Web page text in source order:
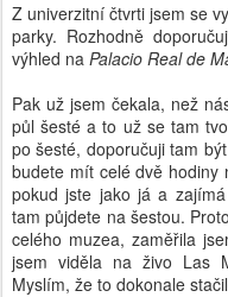
Z univerzitní čtvrti jsem se
parky. Rozhodně
výhled na Palacio Real de
Pak už jsem čekala, než
půl šesté a to už se tam
po šesté, doporučuji tam
budete mít celé dvě hodiny
pokud jste jako já a
tam půjdete na šestou.
celého muzea, zaměřila
jsem viděla na živo Las
Myslím, že to dokonale